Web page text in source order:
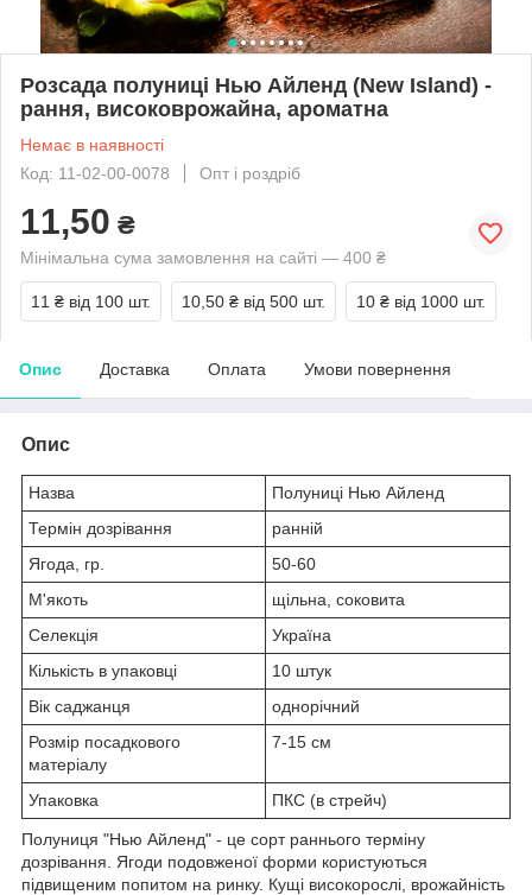
Розсада полуниці Нью Айленд (New Island) -
рання, високоврожайна, ароматна
Немає в наявності
Код: 11-02-00-0078
Опт і роздріб
11,50 ₴
Мінімальна сума замовлення на сайті — 400 ₴
11 ₴ від 100 шт. 10,50 ₴ від 500 шт. 10 ₴ від 1000 шт.
Опис Доставка Оплата Умови повернення
Опис
Назва
Полуниці Нью Айленд
Термін дозрівання
ранній
Ягода, гр.
50-60
М'якоть
щільна, соковита
Селекція
Україна
Кількість в упаковці
10 штук
Вік саджанця
однорічний
Розмір посадкового
матеріалу
7-15 см
Упаковка ПКС (в стрейч)
Полуниця "Нью Айленд" - це сорт раннього терміну
дозрівання. Ягоди подовженої форми користуються
підвищеним попитом на ринку. Кущі високорослі, врожайність